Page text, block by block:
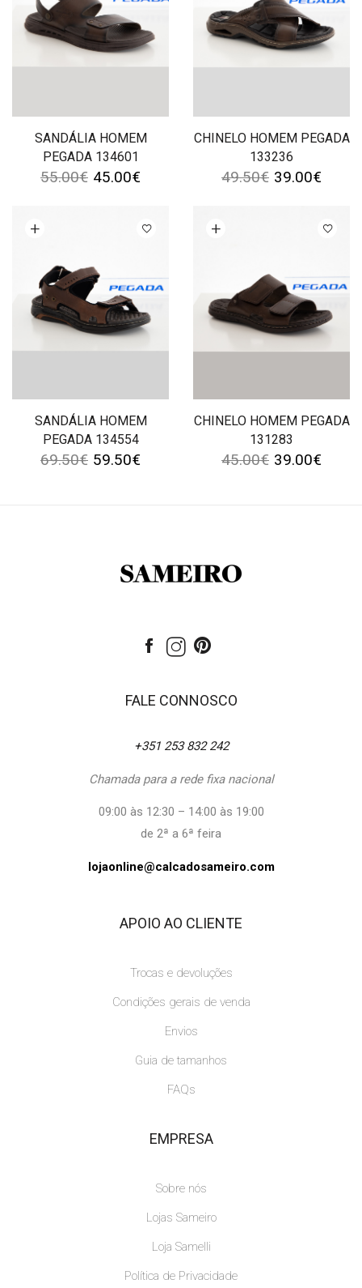
SANDÁLIA HOMEM
PEGADA 134601
55.00€ 45.00€
CHINELO HOMEM PEGADA
133236
49.50€ 39.00€
SANDÁLIA HOMEM
PEGADA 134554
opções
69.50€ 59.50€
CHINELO HOMEM PEGADA
131283
Ver opções
45.00€ 39.00€
FALE CONNOSCO
+351 253 832 242
Chamada para a rede fixa nacional
09:00 às 12:30 – 14:00 às 19:00
de 2ª a 6ª feira
lojaonline@calcadosameiro.com
APOIO AO CLIENTE
Trocas e devoluções
Condições gerais de venda
Envios
Guia de tamanhos
FAQs
EMPRESA
Sobre nós
Lojas Sameiro
Loja Samelli
Política de Privacidade